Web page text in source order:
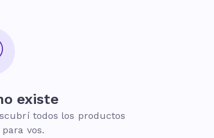
existe
todos los productos
vos.